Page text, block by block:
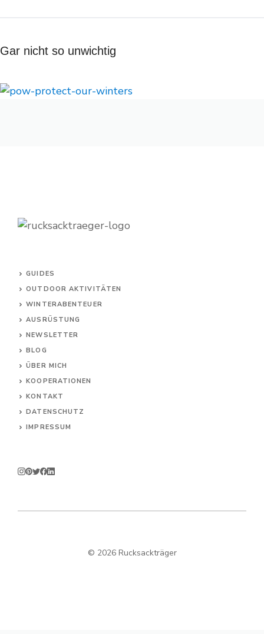
Gar nicht so unwichtig
GUIDES
OUTDOOR AKTIVITÄTEN
WINTERABENTEUER
AUSRÜSTUNG
NEWSLETTER
BLOG
ÜBER MICH
KOOPERATIONEN
KONTAKT
DATENSCHUTZ
IMPRESSUM
© 2026 Rucksackträger